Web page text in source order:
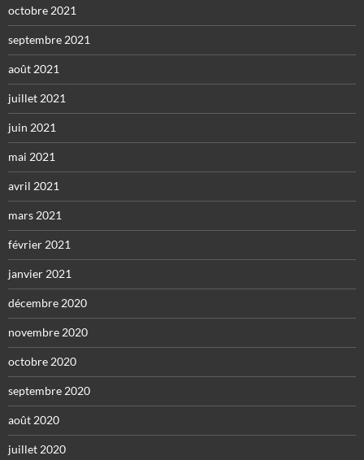
octobre 2021
septembre 2021
août 2021
juillet 2021
juin 2021
mai 2021
avril 2021
mars 2021
février 2021
janvier 2021
décembre 2020
novembre 2020
octobre 2020
septembre 2020
août 2020
juillet 2020